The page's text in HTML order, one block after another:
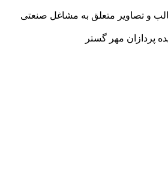
تصاویر متعلق به مشاغل صنعتی
مهر گستر